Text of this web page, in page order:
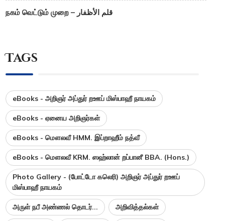
நகம் வெட்டும் முறை – قلم الأظفار
Tags
eBooks - அறிஞர் அப்துர் றஊப் மிஸ்பாஹீ நாயகம்
eBooks - ஏனைய அறிஞர்கள்
eBooks - மௌலவீ HMM. இப்றாஹீம் நத்வீ
eBooks - மௌலவீ KRM. ஸஹ்லான் றப்பானீ BBA. (Hons.)
Photo Gallery - (போட்டோ கலெரி) அறிஞர் அப்துர் றஊப்
மிஸ்பாஹீ நாயகம்
அருள் நபீ அண்ணல் தொடர்... அறிவித்தல்கள்